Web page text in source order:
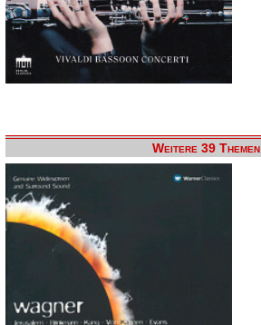
Weitere 39 Themen